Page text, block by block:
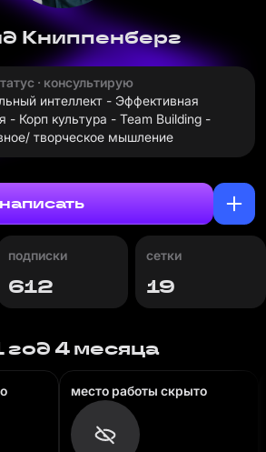
Книппенберг
· консультирую
интеллект - Эффективная
- Корп культура - Team Building -
творческое мышление
написать
подписки
612
сетки
19
год 4 месяца
место работы скрыто